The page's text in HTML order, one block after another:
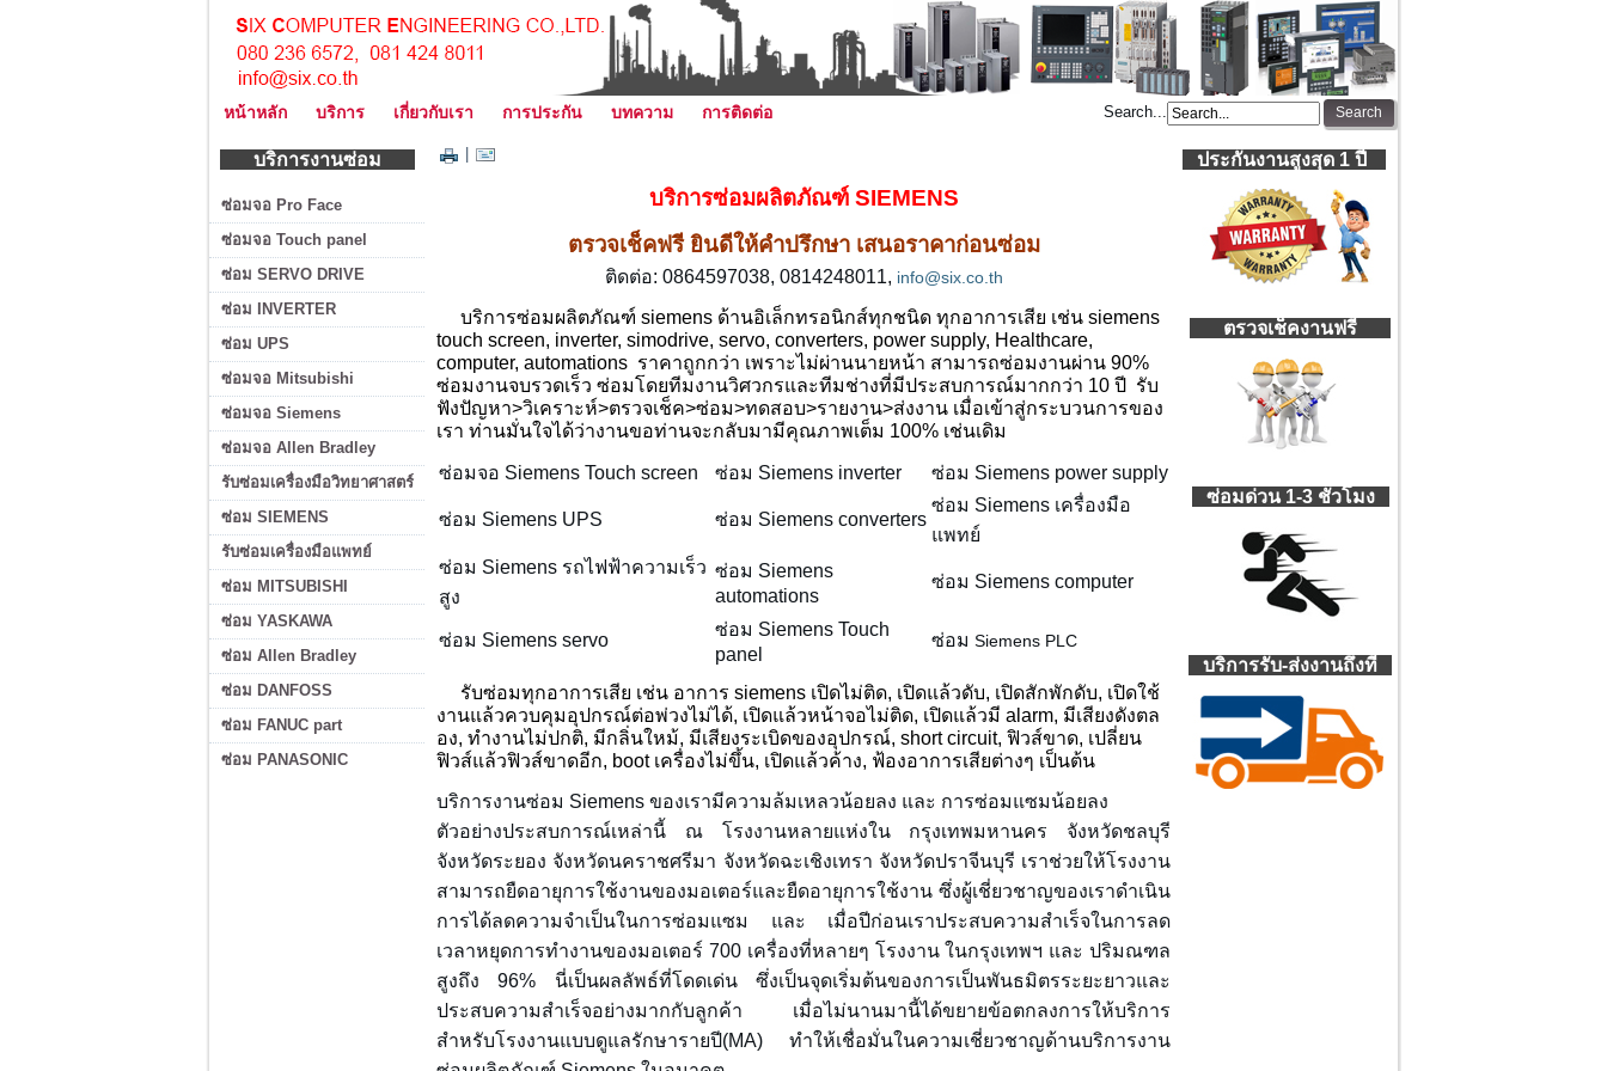
Search...
หน้าหลัก บริการ เกี่ยวกับเรา การประกัน บทความ การติดต่อ
บริการงานซ่อม
ซ่อมจอ Pro Face
ซ่อมจอ Touch panel
ซ่อม SERVO DRIVE
ซ่อม INVERTER
ซ่อม UPS
ซ่อมจอ Mitsubishi
ซ่อมจอ Siemens
ซ่อมจอ Allen Bradley
รับซ่อมเครื่องมือวิทยาศาสตร์
ซ่อม SIEMENS
รับซ่อมเครื่องมือแพทย์
ซ่อม MITSUBISHI
ซ่อม YASKAWA
ซ่อม Allen Bradley
ซ่อม DANFOSS
ซ่อม FANUC part
ซ่อม PANASONIC
บริการซ่อมผลิตภัณฑ์ SIEMENS
ตรวจเช็คฟรี ยินดีให้คำปรึกษา เสนอราคาก่อนซ่อม
ติดต่อ: 0864597038, 0814248011, info@six.co.th
บริการซ่อมผลิตภัณฑ์ siemens ด้านอิเล็กทรอนิกส์ทุกชนิด ทุกอาการเสีย เช่น siemens
touch screen, inverter, simodrive, servo, converters, power supply, Healthcare,
computer, automations ราคาถูกกว่า เพราะไม่ผ่านนายหน้า สามารถซ่อมงานผ่าน 90%
ซ่อมงานจบรวดเร็ว ซ่อมโดยทีมงานวิศวกรและทีมช่างที่มีประสบการณ์มากกว่า 10 ปี รับ
ฟังปัญหา>วิเคราะห์>ตรวจเช็ค>ซ่อม>ทดสอบ>รายงาน>ส่งงาน เมื่อเข้าสู่กระบวนการของ
เรา ท่านมั่นใจได้ว่างานขอท่านจะกลับมามีคุณภาพเต็ม 100% เช่นเดิม
ซ่อมจอ Siemens Touch screen ซ่อม Siemens inverter ซ่อม Siemens power supply
ซ่อม Siemens UPS ซ่อม Siemens converters
ซ่อม Siemens เครื่องมือ
แพทย์
ซ่อม Siemens รถไฟฟ้าความเร็ว
สูง
ซ่อม Siemens
automations
ซ่อม Siemens computer
ซ่อม Siemens servo
ซ่อม Siemens Touch
panel
ซ่อม Siemens PLC
รับซ่อมทุกอาการเสีย เช่น อาการ siemens เปิดไม่ติด, เปิดแล้วดับ, เปิดสักพักดับ, เปิดใช้
งานแล้วควบคุมอุปกรณ์ต่อพ่วงไม่ได้, เปิดแล้วหน้าจอไม่ติด, เปิดแล้วมี alarm, มีเสียงดังตล
อง, ทำงานไม่ปกติ, มีกลิ่นใหม้, มีเสียงระเบิดของอุปกรณ์, short circuit, ฟิวส์ขาด, เปลี่ยน
ฟิวส์แล้วฟิวส์ขาดอีก, boot เครื่องไม่ขึ้น, เปิดแล้วค้าง, ฟ้องอาการเสียต่างๆ เป็นต้น
บริการงานซ่อม Siemens ของเรามีความล้มเหลวน้อยลง และ การซ่อมแซมน้อยลง
ตัวอย่างประสบการณ์เหล่านี้ ณ โรงงานหลายแห่งใน กรุงเทพมหานคร จังหวัดชลบุรี
จังหวัดระยอง จังหวัดนคราชศรีมา จังหวัดฉะเชิงเทรา จังหวัดปราจีนบุรี เราช่วยให้โรงงาน
สามารถยืดอายุการใช้งานของมอเตอร์และยืดอายุการใช้งาน ซึ่งผู้เชี่ยวชาญของเราดำเนิน
การได้ลดความจำเป็นในการซ่อมแซม และ เมื่อปีก่อนเราประสบความสำเร็จในการลด
เวลาหยุดการทำงานของมอเตอร์ 700 เครื่องที่หลายๆ โรงงาน ในกรุงเทพฯ และ ปริมณฑล
สูงถึง 96% นี่เป็นผลลัพธ์ที่โดดเด่น ซึ่งเป็นจุดเริ่มต้นของการเป็นพันธมิตรระยะยาวและ
ประสบความสำเร็จอย่างมากกับลูกค้า เมื่อไม่นานมานี้ได้ขยายข้อตกลงการให้บริการ
สำหรับโรงงานแบบดูแลรักษารายปี(MA) ทำให้เชื่อมั่นในความเชี่ยวชาญด้านบริการงาน
ประกันงานสูงสุด 1 ปี
ตรวจเช็คงานฟรี
ซ่อมด่วน 1-3 ชั่วโมง
บริการรับ-ส่งงานถึงที่